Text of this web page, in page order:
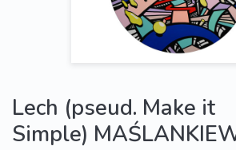
Lech (pseud. Make it
Simple)